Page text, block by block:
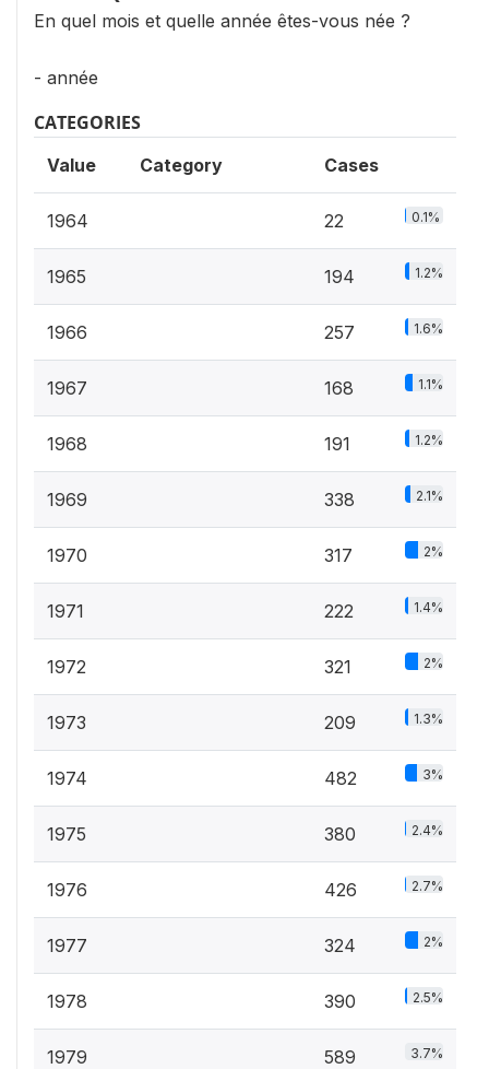
En quel mois et quelle année êtes-vous née ?
- année
CATEGORIES
Value Category Cases
1964 22 0.1%
1965 194 1.2%
1966 257 1.6%
1967 168 1.1%
1968 191 1.2%
1969 338 2.1%
1970 317 2%
1971 222 1.4%
1972 321 2%
1973 209 1.3%
1974 482 3%
1975 380 2.4%
1976 426 2.7%
1977 324 2%
1978 390 2.5%
1979 589 3.7%